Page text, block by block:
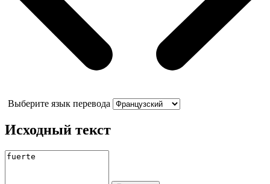
Выберите язык перевода
Исходный текст